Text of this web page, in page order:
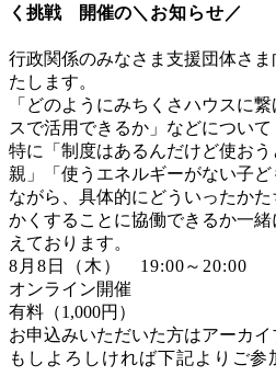
く挑戦
開催の＼お知らせ／
行政関係のみなさま支援団体さ
たします。
「どのようにみちくさハウスに
スで活用できるか」などについて
特に「制度はあるんだけど使おう
親」「使うエネルギーがない子
ながら、具体的にどういったか
かくすることに協働できるか一
えております。
8月8日（木） 19:00～20:00
オンライン開催
有料（1,000円）
お申込みいただいた方はアーカイ
もしよろしければ下記よりご参